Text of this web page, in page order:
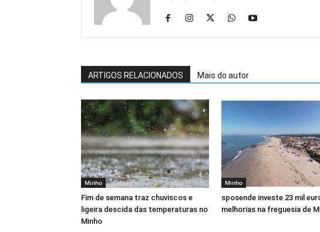
ARTIGOS RELACIONADOS Mais do autor
Minho
Fim de semana traz chuviscos e
ligeira descida das temperaturas no
Minho
Minho
sposende investe 23 mil
melhorias na freguesia de